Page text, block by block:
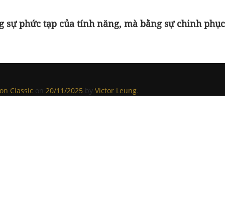
sự phức tạp của tính năng, mà bằng sự chinh phục
Classic on 20/11/2025 by Victor Leung.